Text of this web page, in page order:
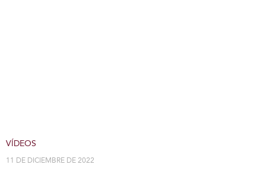
11 DE DICIEMBRE DE 2022
VÍDEOS